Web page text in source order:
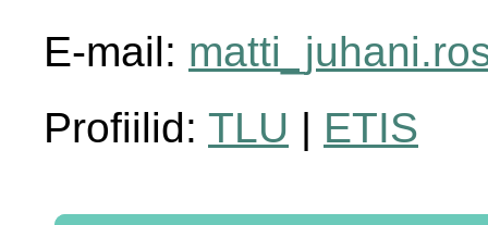
E-mail:
Profiilid: TLU | ETIS